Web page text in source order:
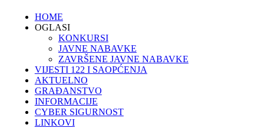
HOME
OGLASI
KONKURSI
JAVNE NABAVKE
ZAVRŠENE JAVNE NABAVKE
VIJESTI 122 I SAOPĆENJA
AKTUELNO
GRAĐANSTVO
INFORMACIJE
CYBER SIGURNOST
LINKOVI